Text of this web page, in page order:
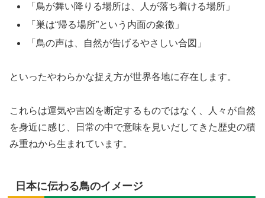
「鳥が舞い降りる場所は、人が落ち着ける場所」
「巣は“帰る場所”という内面の象徴」
「鳥の声は、自然が告げるやさしい合図」
といったやわらかな捉え方が世界各地に存在します。
これらは運気や吉凶を断定するものではなく、人々が自然
を身近に感じ、日常の中で意味を見いだしてきた歴史の積
み重ねから生まれています。
日本に伝わる鳥のイメージ